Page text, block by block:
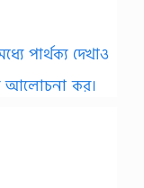
পার্থক্য দেখাও
আলোচনা কর।